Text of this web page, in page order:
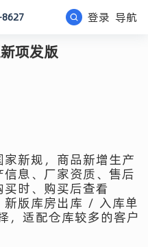
登录 导航
项发版
新规，商品新增生产
息、厂家资质、售后
时、购买后查看
新版库房出库 / 入库单
，适配仓库较多的客户